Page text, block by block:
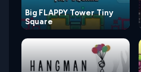
Big FLAPPY Tower Tiny
Square